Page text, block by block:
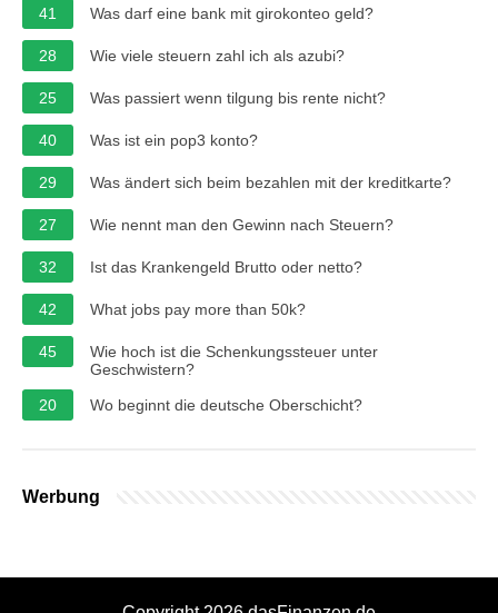
41 Was darf eine bank mit girokonteo geld?
28 Wie viele steuern zahl ich als azubi?
25 Was passiert wenn tilgung bis rente nicht?
40 Was ist ein pop3 konto?
29 Was ändert sich beim bezahlen mit der kreditkarte?
27 Wie nennt man den Gewinn nach Steuern?
32 Ist das Krankengeld Brutto oder netto?
42 What jobs pay more than 50k?
45
Wie hoch ist die Schenkungssteuer unter
Geschwistern?
20
Wo beginnt die deutsche Oberschicht?
Werbung